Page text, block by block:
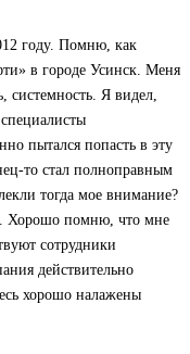
году. Помню, как
в городе Усинск. Меня
системность. Я видел,
пытался попасть в эту
то стал полноправным
тогда мое внимание?
Хорошо помню, что мне
сотрудники
действительно
хорошо налажены